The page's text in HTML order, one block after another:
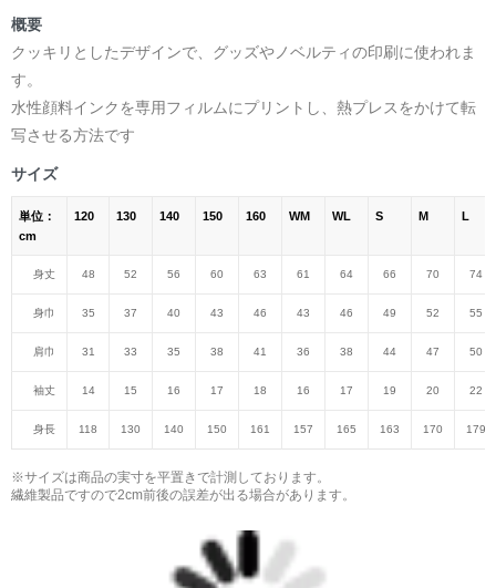
概要
クッキリとしたデザインで、グッズやノベルティの印刷に使われま
す。
水性顔料インクを専用フィルムにプリントし、熱プレスをかけて転
写させる方法です
サイズ
単位：
cm
120 130 140 150 160 WM WL S M L
身丈 48 52 56 60 63 61 64 66 70 74
身巾 35 37 40 43 46 43 46 49 52 55
肩巾 31 33 35 38 41 36 38 44 47 50
袖丈 14 15 16 17 18 16 17 19 20 22
身長 118 130 140 150 161 157 165 163 170 179
※サイズは商品の実寸を平置きで計測しております。
繊維製品ですので2cm前後の誤差が出る場合があります。